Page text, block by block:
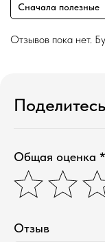
Сначала полезные
Отзывов пока нет.
Общая оценка *
Отзыв